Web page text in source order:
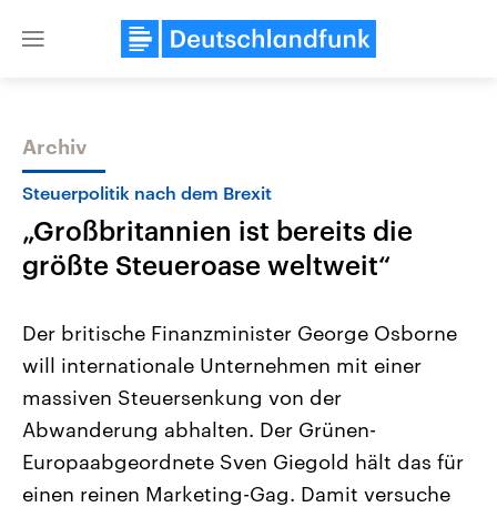
Close
Themen
Landtagswahl Sachsen-Anhalt
2026
Alle Informationen
Sachsen-Anhalt wählt am 6.
September 2026 einen neuen
Landtag. Seit 2021 wird das
Bundesland von einer Koalition aus
USA
Aktuelle Beiträge,
Hintergründe
Wirtschaftlich und
gehören die Vereinigten
den mächtigsten Ländern
mit großem Einfluss auf
Archiv
Steuerpolitik nach dem Brexit
„Großbritannien ist bereits die
größte Steueroase weltweit“
Der britische Finanzminister George Osborne
will internationale Unternehmen mit einer
massiven Steuersenkung von der
Abwanderung abhalten. Der Grünen-
Europaabgeordnete Sven Giegold hält das für
einen reinen Marketing-Gag. Damit versuche